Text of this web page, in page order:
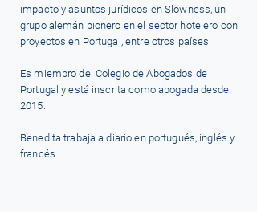
impacto y asuntos jurídicos en Slowness, un
grupo alemán pionero en el sector hotelero con
proyectos en Portugal, entre otros países.
Es miembro del Colegio de Abogados de
Portugal y está inscrita como abogada desde
2015.
Benedita trabaja a diario en portugués, inglés y
francés.